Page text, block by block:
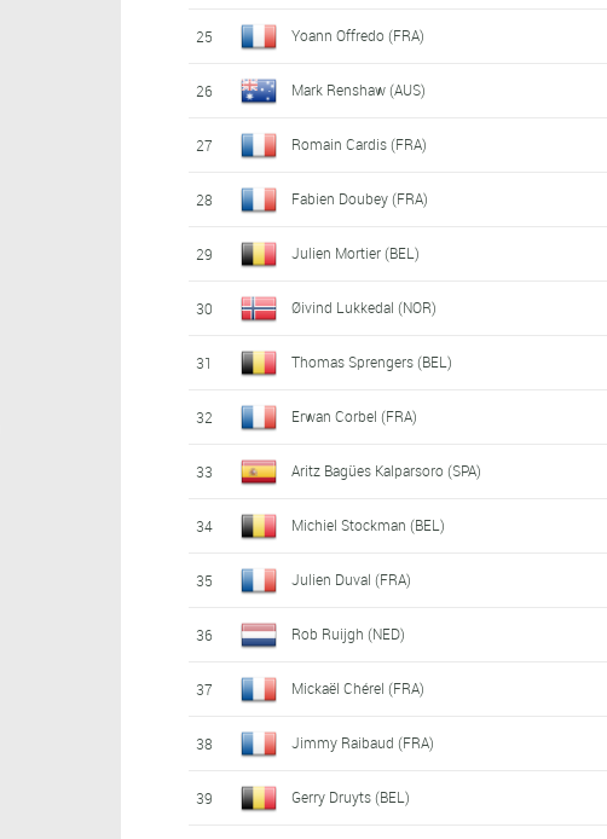
25 Yoann Offredo (FRA)
26 Mark Renshaw (AUS)
27 Romain Cardis (FRA)
28 Fabien Doubey (FRA)
29 Julien Mortier (BEL)
30 Øivind Lukkedal (NOR)
31 Thomas Sprengers (BEL)
32 Erwan Corbel (FRA)
33 Aritz Bagües Kalparsoro (SPA)
34 Michiel Stockman (BEL)
35 Julien Duval (FRA)
36 Rob Ruijgh (NED)
37 Mickaël Chérel (FRA)
38 Jimmy Raibaud (FRA)
39 Gerry Druyts (BEL)